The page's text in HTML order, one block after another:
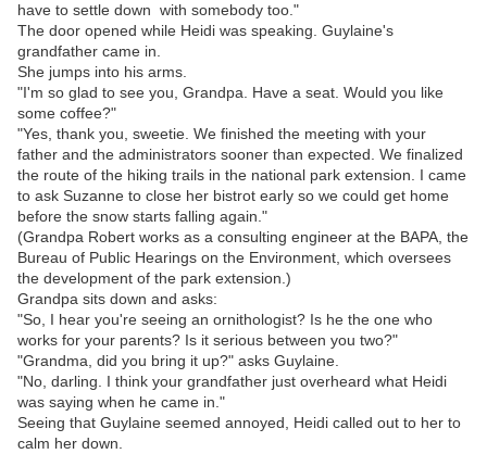
have to settle down with somebody too."
The door opened while Heidi was speaking. Guylaine's
grandfather came in.
She jumps into his arms.
"I'm so glad to see you, Grandpa. Have a seat. Would you like
some coffee?"
"Yes, thank you, sweetie. We finished the meeting with your
father and the administrators sooner than expected. We finalized
the route of the hiking trails in the national park extension. I came
to ask Suzanne to close her bistrot early so we could get home
before the snow starts falling again."
(Grandpa Robert works as a consulting engineer at the BAPA, the
Bureau of Public Hearings on the Environment, which oversees
the development of the park extension.)
Grandpa sits down and asks:
"So, I hear you're seeing an ornithologist? Is he the one who
works for your parents? Is it serious between you two?"
"Grandma, did you bring it up?" asks Guylaine.
"No, darling. I think your grandfather just overheard what Heidi
was saying when he came in."
Seeing that Guylaine seemed annoyed, Heidi called out to her to
calm her down.